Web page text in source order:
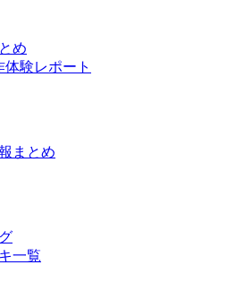
め
験レポート
まとめ
一覧